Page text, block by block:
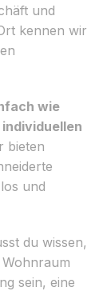
und
kennen wir
wie
bieten
und
du wissen,
sein, eine